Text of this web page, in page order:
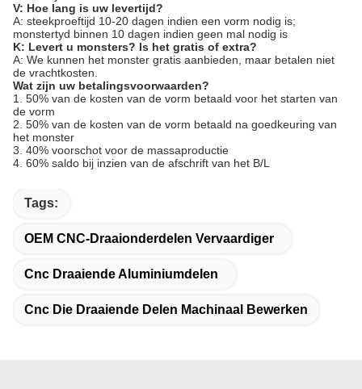
V: Hoe lang is uw levertijd?
A: steekproeftijd 10-20 dagen indien een vorm nodig is;
monstertyd binnen 10 dagen indien geen mal nodig is
K: Levert u monsters? Is het gratis of extra?
A: We kunnen het monster gratis aanbieden, maar betalen niet
de vrachtkosten.
Wat zijn uw betalingsvoorwaarden?
1. 50% van de kosten van de vorm betaald voor het starten van
de vorm
2. 50% van de kosten van de vorm betaald na goedkeuring van
het monster
3. 40% voorschot voor de massaproductie
4. 60% saldo bij inzien van de afschrift van het B/L
Tags:
OEM CNC-Draaionderdelen Vervaardiger
Cnc Draaiende Aluminiumdelen
Cnc Die Draaiende Delen Machinaal Bewerken